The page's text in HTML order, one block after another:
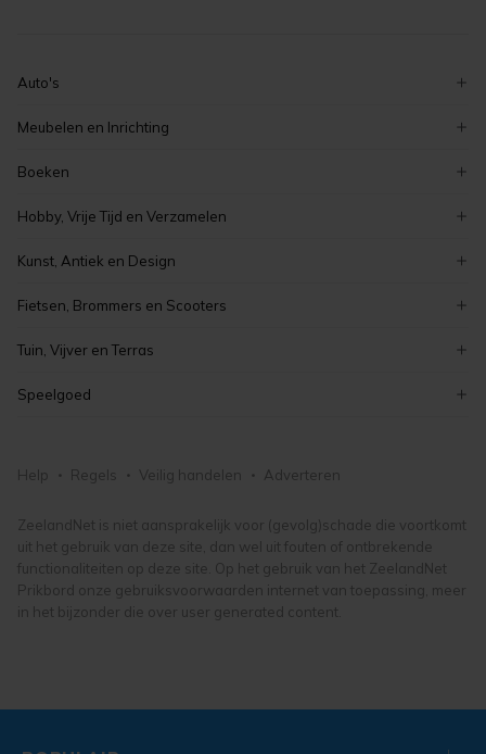
Auto's
volkswagen
peugeot
renault
Meubelen en Inrichting
decoratie
stoelen
tafels
Boeken
zeeuwse boeken
romans en literatuur
kinderboeken
Hobby, Vrije Tijd en Verzamelen
verzamelen
koken en bakken
kaarten maken en knutselen
Kunst, Antiek en Design
curiosa en brocante
antiek
vintage
Fietsen, Brommers en Scooters
elektrische fietsen
damesfietsen
Tuin, Vijver en Terras
tuinmeubelen
tuingereedschap
Speelgoed
speelgoed
buitenspeelgoed
Help Regels Veilig handelen Adverteren
ZeelandNet is niet aansprakelijk voor (gevolg)schade die voortkomt
uit het gebruik van deze site, dan wel uit fouten of ontbrekende
functionaliteiten op deze site. Op het gebruik van het ZeelandNet
Prikbord onze gebruiksvoorwaarden internet van toepassing, meer
in het bijzonder die over user generated content.